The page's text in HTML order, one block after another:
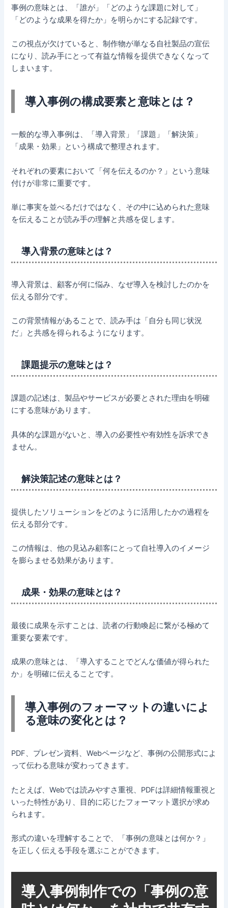
事例の意味とは、「誰が」「どのような課題に対して」
「どのような成果を得たか」を明らかにする記録です。
この視点が欠けていると、制作物が単なる自社製品の宣伝
になり、読み手にとって有益な情報を提供できなくなって
しまいます。
導入事例の構成要素と意味とは？
一般的な導入事例は、「導入背景」「課題」「解決策」
「成果・効果」という構成で整理されます。
それぞれの要素において「何を伝えるのか？」という意味
付けが非常に重要です。
単に事実を並べるだけではなく、その中に込められた意味
を伝えることが読み手の理解と共感を促します。
導入背景の意味とは？
導入背景は、顧客が何に悩み、なぜ導入を検討したのかを
伝える部分です。
この背景情報があることで、読み手は「自分も同じ状況
だ」と共感を得られるようになります。
課題提示の意味とは？
課題の記述は、製品やサービスが必要とされた理由を明確
にする意味があります。
具体的な課題がないと、導入の必要性や有効性を訴求でき
ません。
解決策記述の意味とは？
提供したソリューションをどのように活用したかの過程を
伝える部分です。
この情報は、他の見込み顧客にとって自社導入のイメージ
を膨らませる効果があります。
成果・効果の意味とは？
最後に成果を示すことは、読者の行動喚起に繋がる極めて
重要な要素です。
成果の意味とは、「導入することでどんな価値が得られた
か」を明確に伝えることです。
導入事例のフォーマットの違いによ
る意味の変化とは？
PDF、プレゼン資料、Webページなど、事例の公開形式によ
って伝わる意味が変わってきます。
たとえば、Webでは読みやすさ重視、PDFは詳細情報重視と
いった特性があり、目的に応じたフォーマット選択が求め
られます。
形式の違いを理解することで、「事例の意味とは何か？」
を正しく伝える手段を選ぶことができます。
導入事例制作での「事例の意